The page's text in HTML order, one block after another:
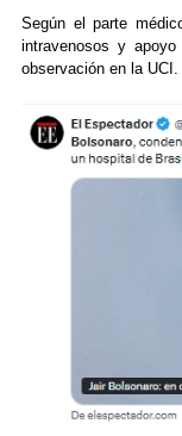
Según el parte
intravenosos y
observación en la UCI.